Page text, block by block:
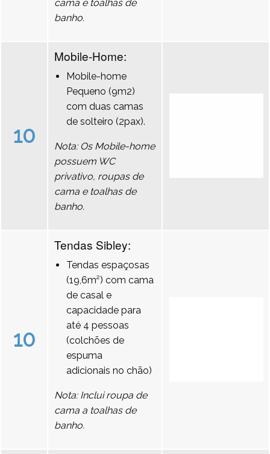
cama e toalhas de
banho.
10
Mobile-Home:
Mobile-home
Pequeno (9m2)
com duas camas
de solteiro (2pax).
Nota: Os Mobile-home
possuem WC
privativo, roupas de
cama e toalhas de
banho.
10
Tendas Sibley:
Tendas espaçosas
(19,6m²) com cama
de casal e
capacidade para
até 4 pessoas
(colchões de
espuma
adicionais no chão)
Nota: Inclui roupa de
cama a toalhas de
banho.